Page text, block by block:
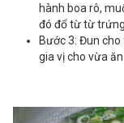
hành boa rô,
đó đổ từ từ
Bước 3: Đun
gia vị cho vừa